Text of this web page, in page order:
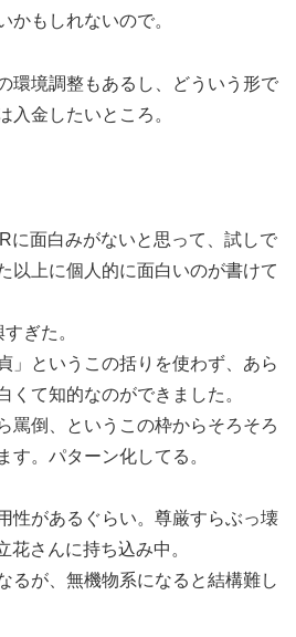
かもしれないので。
環境調整もあるし、どういう形で
入金したいところ。
に面白みがないと思って、試しで
以上に個人的に面白いのが書けて
ぎた。
」というこの括りを使わず、あら
くて知的なのができました。
罵倒、というこの枠からそろそろ
す。パターン化してる。
性があるぐらい。尊厳すらぶっ壊
花さんに持ち込み中。
るが、無機物系になると結構難し